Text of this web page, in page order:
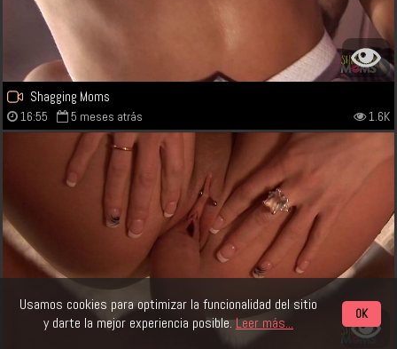
Usamos cookies para optimizar la funcionalidad del sitio
y darte la mejor experiencia posible.Leer más... OK
Shagging Moms
16:55 5 meses atrás 1.6K